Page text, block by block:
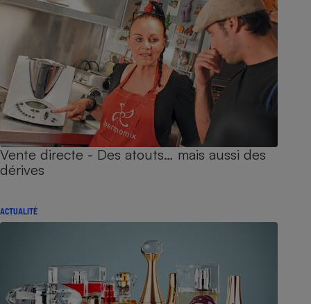
Vente directe - Des atouts… mais aussi des
dérives
ACTUALITÉ